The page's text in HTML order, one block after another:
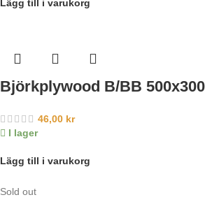
Lägg till i varukorg
Björkplywood B/BB
46,00 kr
I lager
Lägg till i varukorg
Sold out